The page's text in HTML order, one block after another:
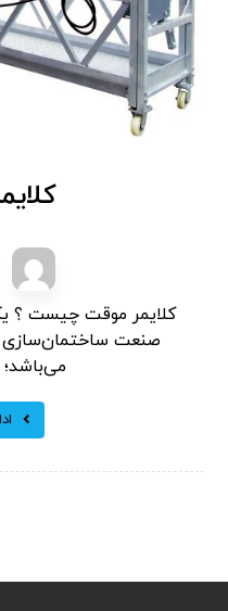
کلایمر موقت چیست ؟
صنعت ساختمان‌سازی
می‌باشد؛